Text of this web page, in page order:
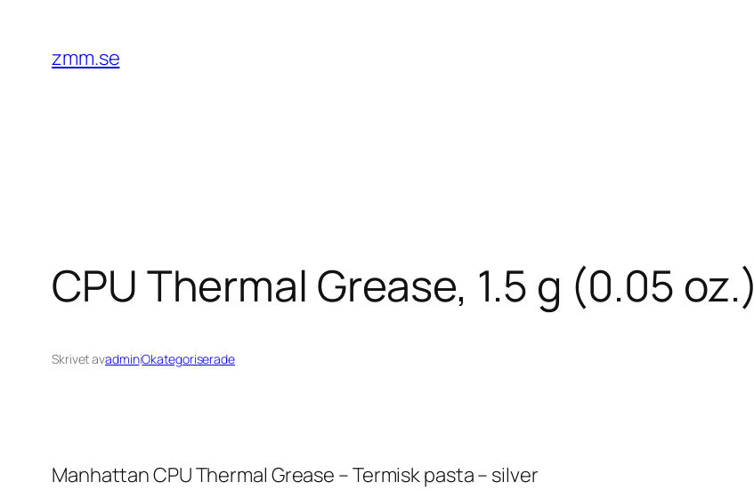
innehåll
zmm.se
CPU Thermal Grease, 1.5 g (0.05 oz.)
Skrivet avadminiOkategoriserade
Manhattan CPU Thermal Grease – Termisk pasta – silver